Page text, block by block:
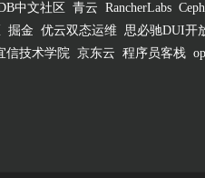
中文社区 青云 RancherLabs
掘金 优云双态运维 思必驰DUI开
信技术学院 京东云 程序员客栈